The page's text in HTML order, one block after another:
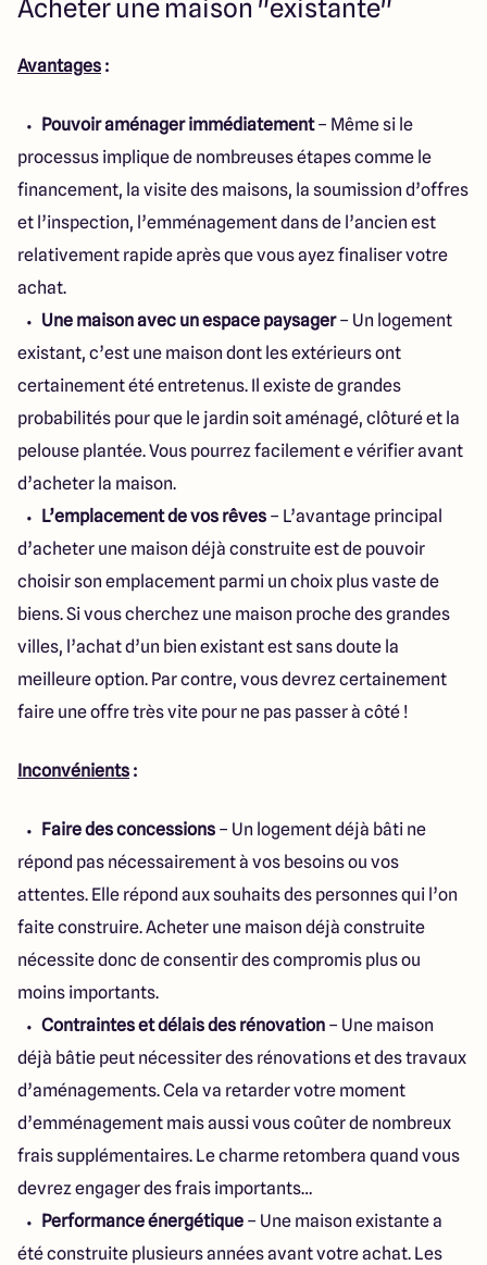
Acheter une maison "existante"
Avantages :
Pouvoir aménager immédiatement– Même si le
processus implique de nombreuses étapes comme le
financement, la visite des maisons, la soumission d’offres
et l’inspection, l’emménagement dans de l’ancien est
relativement rapide après que vous ayez finaliser votre
achat.
Une maison avec un espace paysager– Un logement
existant, c’est une maison dont les extérieurs ont
certainement été entretenus. Il existe de grandes
probabilités pour que le jardin soit aménagé, clôturé et la
pelouse plantée. Vous pourrez facilement e vérifier avant
d’acheter la maison.
L’emplacement de vos rêves – L’avantage principal
d’acheter une maison déjà construite est de pouvoir
choisir son emplacement parmi un choix plus vaste de
biens. Si vous cherchez une maison proche des grandes
villes, l’achat d’un bien existant est sans doute la
meilleure option. Par contre, vous devrez certainement
faire une offre très vite pour ne pas passer à côté !
Inconvénients :
Faire des concessions – Un logement déjà bâti ne
répond pas nécessairement à vos besoins ou vos
attentes. Elle répond aux souhaits des personnes qui l’on
faite construire. Acheter une maison déjà construite
nécessite donc de consentir des compromis plus ou
moins importants.
Contraintes et délais des rénovation – Une maison
déjà bâtie peut nécessiter des rénovations et des travaux
d’aménagements. Cela va retarder votre moment
d’emménagement mais aussi vous coûter de nombreux
frais supplémentaires. Le charme retombera quand vous
devrez engager des frais importants…
Performance énergétique – Une maison existante a
été construite plusieurs années avant votre achat. Les